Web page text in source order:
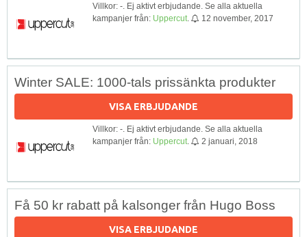
Villkor: -. Ej aktivt erbjudande. Se alla aktuella
kampanjer från: Uppercut 12 november, 2017
Winter SALE: 1000-tals prissänkta produkter
VISA ERBJUDANDE
Villkor: -. Ej aktivt erbjudande. Se alla aktuella
kampanjer från: Uppercut 2 januari, 2018
Få 50 kr rabatt på kalsonger från Hugo Boss
VISA ERBJUDANDE